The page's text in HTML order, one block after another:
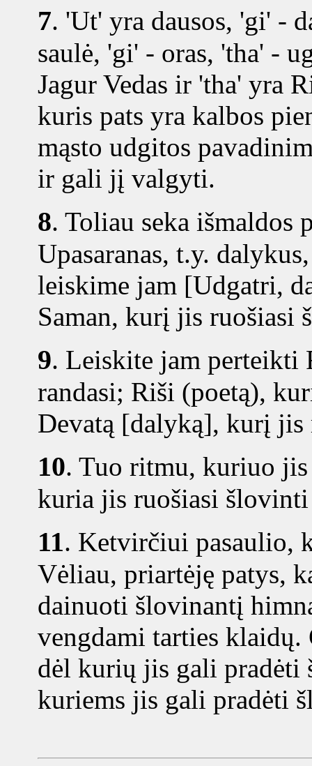
7. 'Ut' yra dausos, 'gi' -
saulė, 'gi' - oras, 'tha' -
Jagur Vedas ir 'tha' yra
kuris pats yra kalbos
mąsto udgitos
ir gali jį valgyti.
8. Toliau seka išmaldos
Upasaranas, t.y.
leiskime jam [Udgatri,
Saman, kurį jis ruošiasi
9. Leiskite jam perteikti
randasi; Riši (poetą),
Devatą [dalyką], kurį
10. Tuo ritmu, kuriuo
kuria jis ruošiasi šlovinti
11. Ketvirčiui pasaulio,
Vėliau, priartėję patys,
dainuoti šlovinantį
vengdami tarties
dėl kurių jis gali pradėti
kuriems jis gali pradėti